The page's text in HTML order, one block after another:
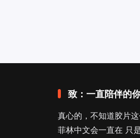
致：一直陪伴的
真心的，不知道胶片
菲林中文会一直在 只